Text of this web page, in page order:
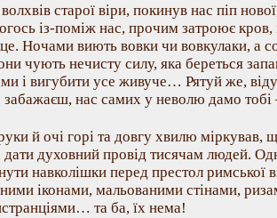
старої віри, покинув нас піп
із-поміж нас, прочим затроює
Ночами виють вовки чи вовкулаки, а
чують нечисту силу, яка береться
і вигубити усе живуче… Рятуй же,
нас самих у неволю дамо тобі
й очі горі та довгу хвилю міркував,
дати духовний провід тисячам людей.
навколішки перед престол римської
іконами, мальованими стінами,
та ба, їх нема!